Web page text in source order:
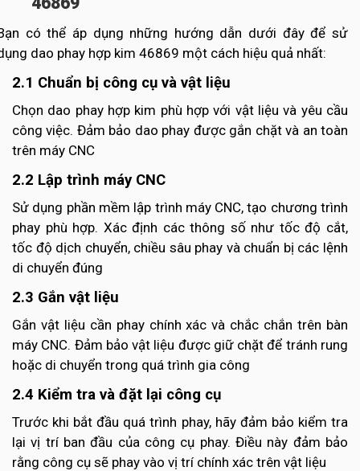
có thể áp dụng những hướng dẫn dưới đây để sử
dao phay hợp kim 46869 một cách hiệu quả nhất:
2.1 Chuẩn bị công cụ và vật liệu
Chọn dao phay hợp kim phù hợp với vật liệu và yêu cầu
công việc. Đảm bảo dao phay được gắn chặt và an toàn
trên máy CNC
2.2 Lập trình máy CNC
Sử dụng phần mềm lập trình máy CNC, tạo chương trình
phay phù hợp. Xác định các thông số như tốc độ cắt,
tốc độ dịch chuyển, chiều sâu phay và chuẩn bị các lệnh
di chuyển đúng
2.3 Gắn vật liệu
Gắn vật liệu cần phay chính xác và chắc chắn trên bàn
máy CNC. Đảm bảo vật liệu được giữ chặt để tránh rung
hoặc di chuyển trong quá trình gia công
2.4 Kiểm tra và đặt lại công cụ
Trước khi bắt đầu quá trình phay, hãy đảm bảo kiểm tra
lại vị trí ban đầu của công cụ phay. Điều này đảm bảo
rằng công cụ sẽ phay vào vị trí chính xác trên vật liệu